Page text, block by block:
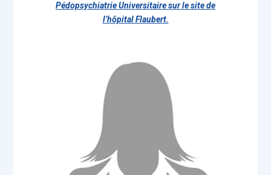
Pédopsychiatrie Universitaire sur le site de
l’hôpital Flaubert.